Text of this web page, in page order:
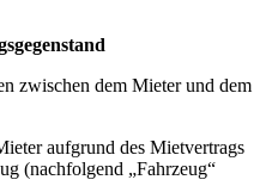
zwischen dem Mieter und dem
aufgrund des Mietvertrags
(nachfolgend „Fahrzeug“